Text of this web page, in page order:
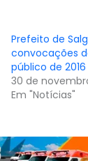
Prefeito de
convocações
público de 2016
30 de
Em "Notícias"